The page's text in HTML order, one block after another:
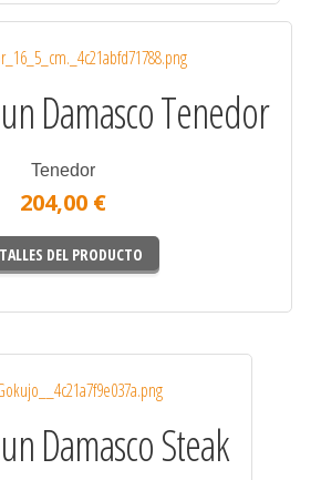
Damasco Tenedor
Tenedor
204,00 €
DEL PRODUCTO
Damasco Steak